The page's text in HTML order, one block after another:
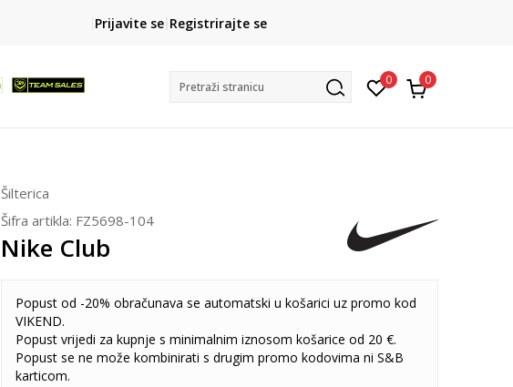
CLICK& COLLECT
besplatno preuzimanje u trgovini
Prijavite se Registrirajte se
Pretraži stranicu 0 0
Šilterica
Šifra artikla: FZ5698-104
Nike Club
Popust od -20% obračunava se automatski u košarici uz promo kod
VIKEND.
Popust vrijedi za kupnje s minimalnim iznosom košarice od 20 €.
Popust se ne može kombinirati s drugim promo kodovima ni S&B
karticom.